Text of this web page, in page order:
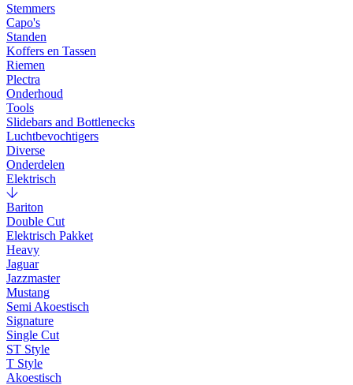
Stemmers
Capo's
Standen
Koffers en Tassen
Riemen
Plectra
Onderhoud
Tools
Slidebars and Bottlenecks
Luchtbevochtigers
Diverse
Onderdelen
Elektrisch
Bariton
Double Cut
Elektrisch Pakket
Heavy
Jaguar
Jazzmaster
Mustang
Semi Akoestisch
Signature
Single Cut
ST Style
T Style
Akoestisch